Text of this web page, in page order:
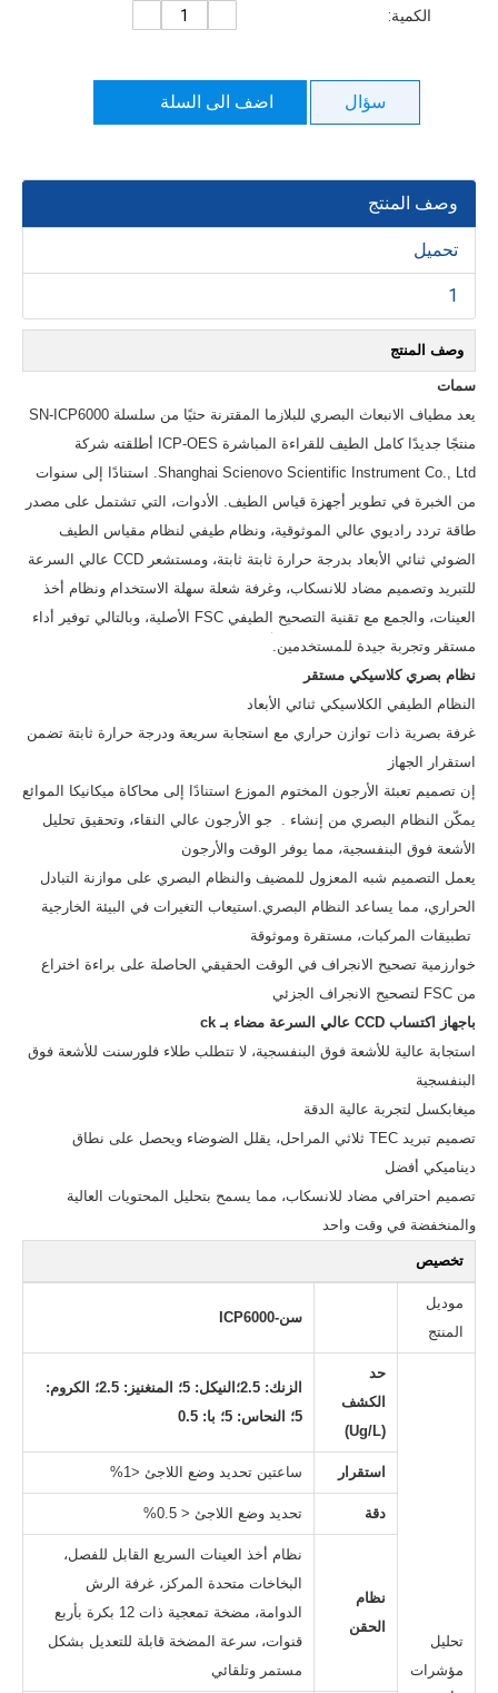
الكمية:
سؤال اضف الى السلة
وصف المنتج
تحميل
1
وصف المنتج
سمات
يعد مطياف الانبعاث البصري للبلازما المقترنة حثيًا من سلسلة SN-ICP6000
منتجًا جديدًا كامل الطيف للقراءة المباشرة ICP-OES أطلقته شركة
Shanghai Scienovo Scientific Instrument Co., Ltd. استنادًا إلى سنوات
من الخبرة في تطوير أجهزة قياس الطيف. الأدوات، التي تشتمل على مصدر
طاقة تردد راديوي عالي الموثوقية، ونظام طيفي لنظام مقياس الطيف
الضوئي ثنائي الأبعاد بدرجة حرارة ثابتة ثابتة، ومستشعر CCD عالي السرعة
للتبريد وتصميم مضاد للانسكاب، وغرفة شعلة سهلة الاستخدام ونظام أخذ
العينات، والجمع مع تقنية التصحيح الطيفي FSC الأصلية، وبالتالي توفير أداء
مستقر وتجربة جيدة للمستخدمين.
نظام بصري كلاسيكي مستقر
النظام الطيفي الكلاسيكي ثنائي الأبعاد
غرفة بصرية ذات توازن حراري مع استجابة سريعة ودرجة حرارة ثابتة تضمن
استقرار الجهاز
إن تصميم تعبئة الأرجون المختوم الموزع استنادًا إلى محاكاة ميكانيكا الموائع
يمكّن النظام البصري من إنشاء . جو الأرجون عالي النقاء، وتحقيق تحليل
الأشعة فوق البنفسجية، مما يوفر الوقت والأرجون
يعمل التصميم شبه المعزول للمضيف والنظام البصري على موازنة التبادل
الحراري، مما يساعد النظام البصري.استيعاب التغيرات في البيئة الخارجية
تطبيقات المركبات، مستقرة وموثوقة
خوارزمية تصحيح الانجراف في الوقت الحقيقي الحاصلة على براءة اختراع
من FSC لتصحيح الانجراف الجزئي
باجهاز اكتساب CCD عالي السرعة مضاء بـ ck
استجابة عالية للأشعة فوق البنفسجية، لا تتطلب طلاء فلورسنت للأشعة فوق
البنفسجية
ميغابكسل لتجربة عالية الدقة
تصميم تبريد TEC ثلاثي المراحل، يقلل الضوضاء ويحصل على نطاق
ديناميكي أفضل
تصميم احترافي مضاد للانسكاب، مما يسمح بتحليل المحتويات العالية
والمنخفضة في وقت واحد
تخصيص
موديل
المنتج
سن-ICP6000
تحليل
مؤشرات
حد
الكشف
(Ug/L)
الزنك: 2.5؛النيكل: 5؛ المنغنيز: 2.5؛ الكروم:
5؛ النحاس: 5؛ با: 0.5
استقرار ساعتين تحديد وضع اللاجئ <1%
دقة تحديد وضع اللاجئ < 0.5%
نظام
الحقن
نظام أخذ العينات السريع القابل للفصل،
البخاخات متحدة المركز، غرفة الرش
الدوامة، مضخة تمعجية ذات 12 بكرة بأربع
قنوات، سرعة المضخة قابلة للتعديل بشكل
مستمر وتلقائي